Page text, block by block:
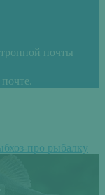
почты
про рыбалку